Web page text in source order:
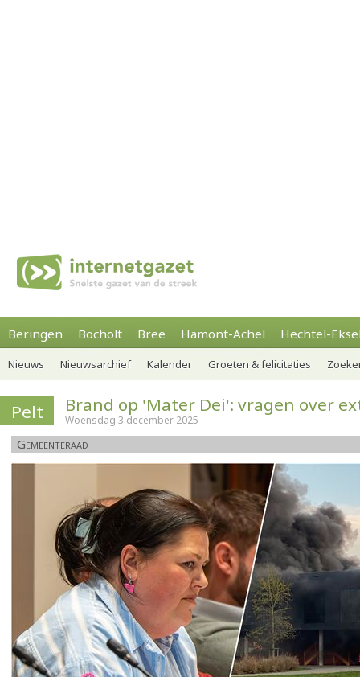
Beringen Bocholt Bree Hamont-Achel Hechtel-
Nieuws Nieuwsarchief Kalender Groeten & felicitaties
Pelt Brand op 'Mater Dei': vragen over
Woensdag 3 december 2025
Gemeenteraad